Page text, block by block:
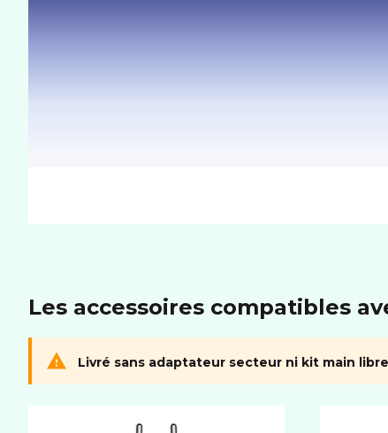
Les accessoires compatibles
Livré sans adaptateur secteur ni kit main